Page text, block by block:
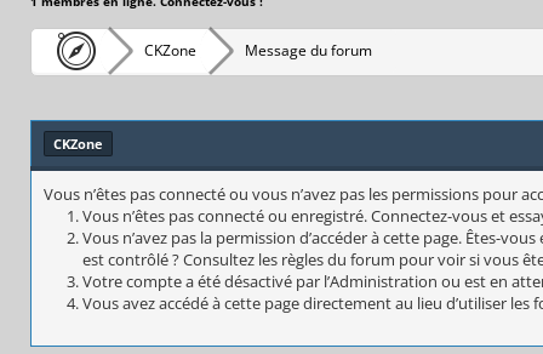
CKZone Message du forum
CKZone
Vous n’êtes pas connecté ou vous n’avez pas les permissions pour
Vous n’êtes pas connecté ou enregistré. Connectez-vous et
Vous n’avez pas la permission d’accéder à cette page. Êtes-
est contrôlé ? Consultez les règles du forum pour voir si vous
Votre compte a été désactivé par l’Administration ou est en
Vous avez accédé à cette page directement au lieu d’utiliser